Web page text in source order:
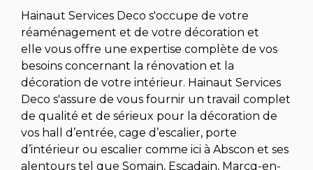
Hainaut Services Deco s'occupe de votre
réaménagement et de votre décoration et
elle vous offre une expertise complète de vos
besoins concernant la rénovation et la
décoration de votre intérieur. Hainaut Services
Deco s'assure de vous fournir un travail complet
de qualité et de sérieux pour la décoration de
vos hall d’entrée, cage d’escalier, porte
d’intérieur ou escalier comme ici à Abscon et ses
alentours tel que Somain, Escadain, Marcq-en-